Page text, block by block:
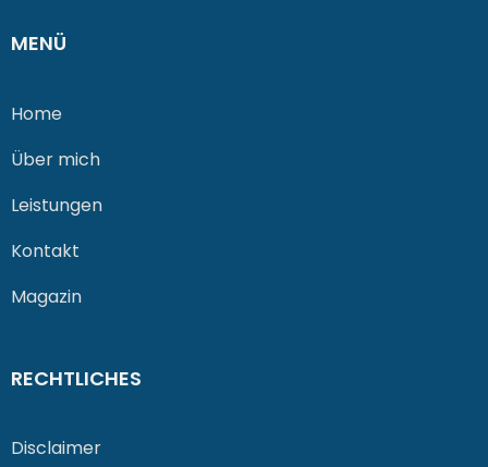
MENÜ
Home
Über mich
Leistungen
Kontakt
Magazin
RECHTLICHES
Disclaimer